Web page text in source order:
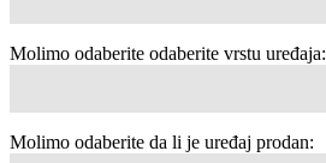
Molimo odaberite odaberite vrstu uređaja:
Molimo odaberite da li je uređaj prodan: